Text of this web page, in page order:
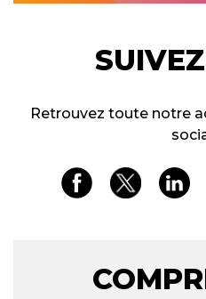
Retrouvez toute notre